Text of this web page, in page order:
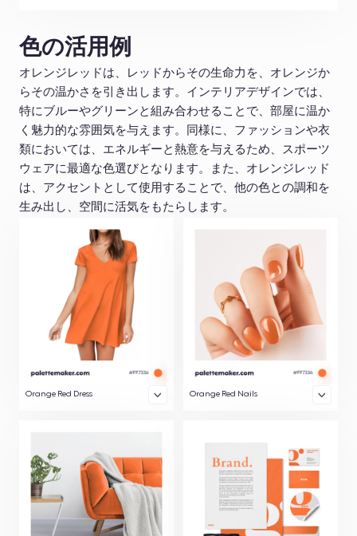
色の活用例
オレンジレッドは、レッドからその生命力を、オレンジか
らその温かさを引き出します。インテリアデザインでは、
特にブルーやグリーンと組み合わせることで、部屋に温か
く魅力的な雰囲気を与えます。同様に、ファッションや衣
類においては、エネルギーと熱意を与えるため、スポーツ
ウェアに最適な色選びとなります。また、オレンジレッド
は、アクセントとして使用することで、他の色との調和を
生み出し、空間に活気をもたらします。
Orange Red Dress Orange Red Nails